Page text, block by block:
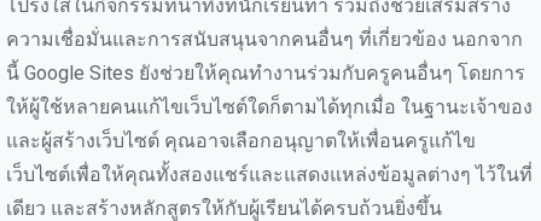
โปร่งใสในกิจกรรมที่น่าทึ่งที่นักเรียนทำ รวมถึงช่วยเสริมสร้าง
ความเชื่อมั่นและการสนับสนุนจากคนอื่นๆ ที่เกี่ยวข้อง นอกจาก
นี้ Google Sites ยังช่วยให้คุณทำงานร่วมกับครูคนอื่นๆ โดยการ
ให้ผู้ใช้หลายคนแก้ไขเว็บไซต์ใดก็ตามได้ทุกเมื่อ ในฐานะเจ้าของ
และผู้สร้างเว็บไซต์ คุณอาจเลือกอนุญาตให้เพื่อนครูแก้ไข
เว็บไซต์เพื่อให้คุณทั้งสองแชร์และแสดงแหล่งข้อมูลต่างๆ ไว้ในที่
เดียว และสร้างหลักสูตรให้กับผู้เรียนได้ครบถ้วนยิ่งขึ้น